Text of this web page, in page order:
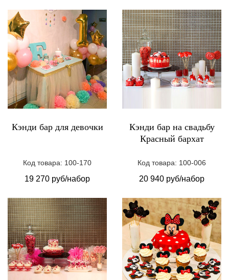
Кэнди бар для девочки
Код товара: 100-170
19 270 руб/набор
Кэнди бар на свадьбу
Красный бархат
Код товара: 100-006
20 940 руб/набор